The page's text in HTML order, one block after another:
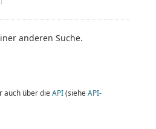
anderen Suche.
auch über die API(siehe API-